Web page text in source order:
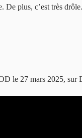
De plus, c’est très
le 27 mars 2025, sur